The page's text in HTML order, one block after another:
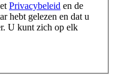
Privacybeleid en de
hebt gelezen en dat u
U kunt zich op elk